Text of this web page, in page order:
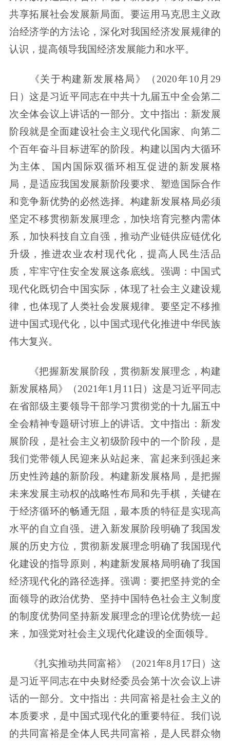
共享拓展社会发展新局面。要运用马克思主义政
治经济学的方法论，深化对我国经济发展规律的
认识，提高领导我国经济发展能力和水平。
《关于构建新发展格局》（2020年10月29
日）这是习近平同志在中共十九届五中全会第二
次全体会议上讲话的一部分。文中指出：新发展
阶段就是全面建设社会主义现代化国家、向第二
个百年奋斗目标进军的阶段。构建以国内大循环
为主体、国内国际双循环相互促进的新发展格
局，是适应我国发展新阶段要求、塑造国际合作
和竞争新优势的必然选择。构建新发展格局必须
坚定不移贯彻新发展理念，加快培育完整内需体
系，加快科技自立自强，推动产业链供应链优化
升级，推进农业农村现代化，提高人民生活品
质，牢牢守住安全发展这条底线。强调：中国式
现代化既切合中国实际，体现了社会主义建设规
律，也体现了人类社会发展规律。要坚定不移推
进中国式现代化，以中国式现代化推进中华民族
伟大复兴。
《把握新发展阶段，贯彻新发展理念，构建
新发展格局》（2021年1月11日）这是习近平同志
在省部级主要领导干部学习贯彻党的十九届五中
全会精神专题研讨班上的讲话。文中指出：新发
展阶段，是社会主义初级阶段中的一个阶段，是
我们党带领人民迎来从站起来、富起来到强起来
历史性跨越的新阶段。构建新发展格局，是把握
未来发展主动权的战略性布局和先手棋，关键在
于经济循环的畅通无阻，最本质的特征是实现高
水平的自立自强。进入新发展阶段明确了我国发
展的历史方位，贯彻新发展理念明确了我国现代
化建设的指导原则，构建新发展格局明确了我国
经济现代化的路径选择。强调：要把坚持党的全
面领导的政治优势、坚持中国特色社会主义制度
的制度优势同坚持新发展理念的理论优势统一起
来，加强党对社会主义现代化建设的全面领导。
《扎实推动共同富裕》（2021年8月17日）这
是习近平同志在中央财经委员会第十次会议上讲
话的一部分。文中指出：共同富裕是社会主义的
本质要求，是中国式现代化的重要特征。我们说
的共同富裕是全体人民共同富裕，是人民群众物